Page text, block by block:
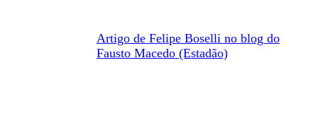
Artigo de Felipe Boselli no blog do
Fausto Macedo (Estadão)